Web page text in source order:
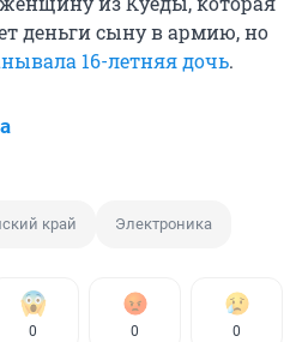
деньги сыну в армию, но
16-летняя дочь.
край Электроника
0 0 0